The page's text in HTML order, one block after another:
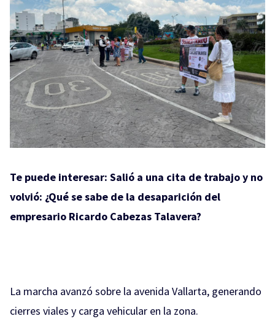
Te puede interesar: Salió a una cita de trabajo y no
volvió: ¿Qué se sabe de la desaparición del
empresario Ricardo Cabezas Talavera?
La marcha avanzó sobre la avenida Vallarta, generando
cierres viales y carga vehicular en la zona.